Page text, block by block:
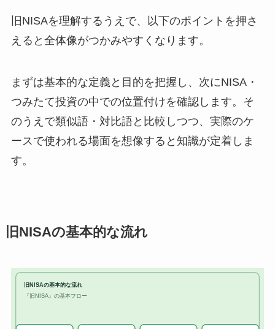
旧NISAを理解するうえで、以下のポイントを押さ
えると全体像がつかみやすくなります。
まずは基本的な定義と目的を把握し、次にNISA・
つみたて投資の中での位置付けを確認します。そ
のうえで類似語・対比語と比較しつつ、実際のケ
ースで使われる場面を想像すると知識が定着しま
す。
旧NISAの基本的な流れ
旧NISAの基本的な流れ
『旧NISA』の基本フロー